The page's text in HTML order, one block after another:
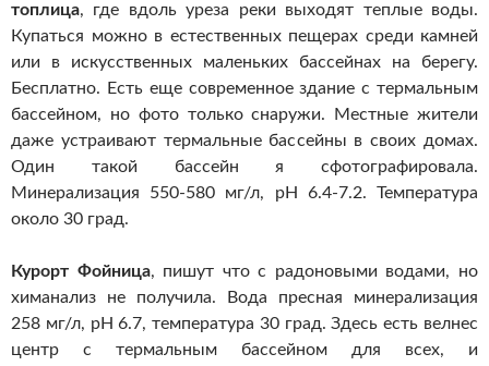
топлица, где вдоль уреза реки выходят теплые воды.
Купаться можно в естественных пещерах среди камней
или в искусственных маленьких бассейнах на берегу.
Бесплатно. Есть еще современное здание с термальным
бассейном, но фото только снаружи. Местные жители
даже устраивают термальные бассейны в своих домах.
Один такой бассейн я сфотографировала.
Минерализация 550-580 мг/л, pH 6.4-7.2. Температура
около 30 град.
Курорт Фойница, пишут что с радоновыми водами, но
химанализ не получила. Вода пресная минерализация
258 мг/л, pH 6.7, температура 30 град. Здесь есть велнес
центр с термальным бассейном для всех, и